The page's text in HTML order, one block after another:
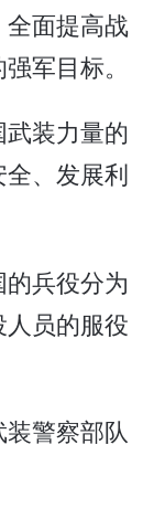
面提高战
军目标。
装力量的
、发展利
兵役分为
员的服役
警察部队